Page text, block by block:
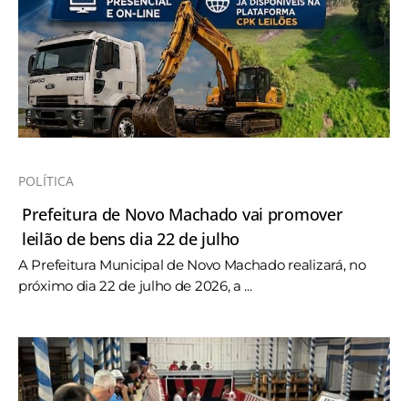
POLÍTICA
Prefeitura de Novo Machado vai promover
leilão de bens dia 22 de julho
A Prefeitura Municipal de Novo Machado realizará, no
próximo dia 22 de julho de 2026, a ...